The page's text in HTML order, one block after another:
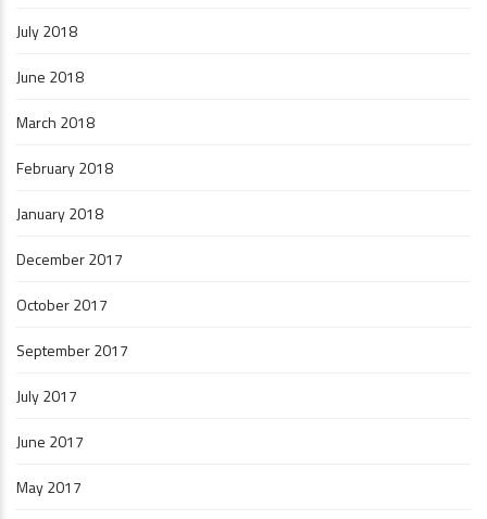
July 2018
June 2018
March 2018
February 2018
January 2018
December 2017
October 2017
September 2017
July 2017
June 2017
May 2017